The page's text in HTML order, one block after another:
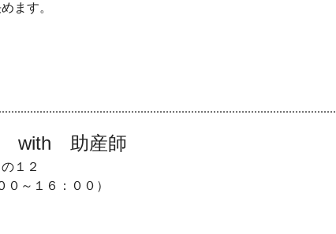
ます。
with 助産師
１２
～１６：００）